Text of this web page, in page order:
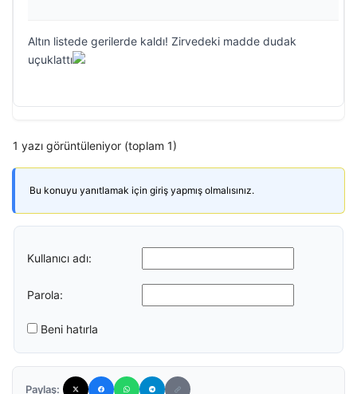
Altın listede gerilerde kaldı! Zirvedeki madde dudak
uçuklattı
1 yazı görüntüleniyor (toplam 1)
Bu konuyu yanıtlamak için giriş yapmış olmalısınız.
Kullanıcı adı:
Parola:
Beni hatırla
Paylaş: